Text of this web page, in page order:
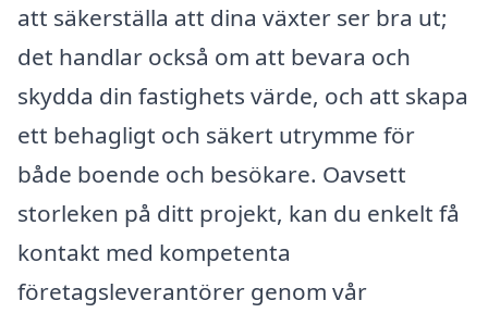
att säkerställa att dina växter ser bra ut;
det handlar också om att bevara och
skydda din fastighets värde, och att skapa
ett behagligt och säkert utrymme för
både boende och besökare. Oavsett
storleken på ditt projekt, kan du enkelt få
kontakt med kompetenta
företagsleverantörer genom vår